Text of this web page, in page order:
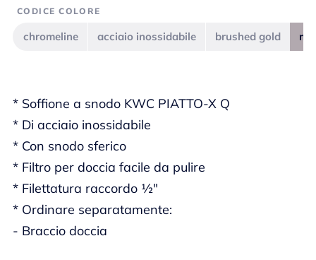
* Soffione a snodo KWC PIATTO-X Q
* Di acciaio inossidabile
* Con snodo sferico
* Filtro per doccia facile da pulire
* Filettatura raccordo ½"
* Ordinare separatamente:
- Braccio doccia
CODICE COLORE
chromeline acciaio inossidabile brushed gold